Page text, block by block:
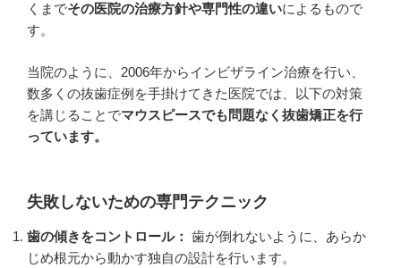
くまでその医院の治療方針や専門性の違いによるもので
す。
当院のように、2006年からインビザライン治療を行い、
数多くの抜歯症例を手掛けてきた医院では、以下の対策
を講じることでマウスピースでも問題なく抜歯矯正を行
っています。
失敗しないための専門テクニック
歯の傾きをコントロール： 歯が倒れないように、あらか
じめ根元から動かす独自の設計を行います。